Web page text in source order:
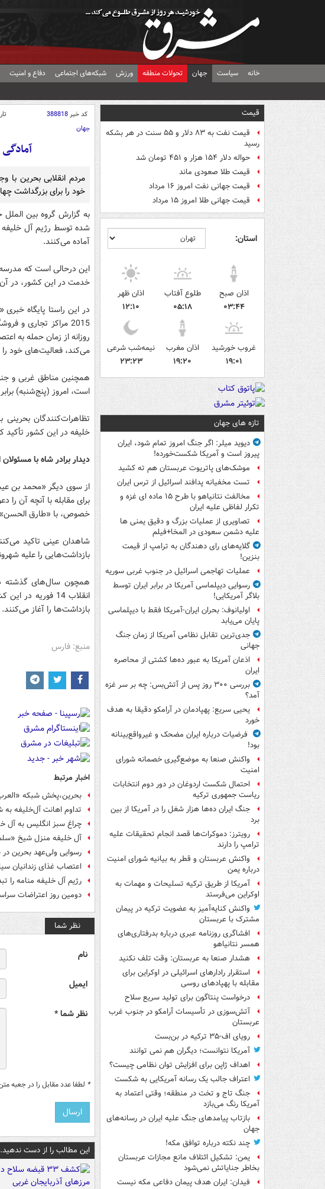
خانه سیاست جهان تحولات منطقه ورزش شبکه‌های اجتماعی دفاع و امنیت
قیمت
قیمت نفت به ۸۳ دلار و ۵۵ سنت در هر بشکه
رسید
حواله دلار ۱۵۴ هزار و ۴۵۱ تومان شد
قیمت طلا صعودی ماند
قیمت جهانی نفت امروز ۱۶ مرداد
قیمت جهانی طلا امروز ۱۵ مرداد
استان:
اذان صبح
۰۳:۴۴
طلوع آفتاب
۰۵:۱۸
اذان ظهر
۱۲:۱۰
غروب خورشید
۱۹:۰۱
اذان مغرب
۱۹:۲۰
نیمه‌شب شرعی
۲۳:۲۳
تازه های جهان
دیوید میلر: اگر جنگ امروز تمام شود، ایران
پیروز است و آمریکا شکست‌خورده!
موشک‌های پاتریوت عربستان هم ته‌ کشید
تست مخفیانه پدافند اسرائیل از ترس ایران
مخالفت نتانیاهو با طرح ۱۵ ماده ای غزه و
تکرار لفاظی علیه ایران
تصاویری از عملیات بزرگ و دقیق یمنی ها
علیه دشمن سعودی در المخا+فیلم
گلایه‌های رای دهندگان به ترامپ از قیمت
بنزین!
عملیات تهاجمی اسرائیل در جنوب غربی سوریه
رسوایی دیپلماسی آمریکا در برابر ایران توسط
بلاگر آمریکایی!
اولیانوف: بحران ایران-آمریکا فقط با دیپلماسی
پایان می‌یابد
جدی‌ترین تقابل نظامی آمریکا از زمان جنگ
جهانی
اذعان آمریکا به عبور ده‌ها کشتی از محاصره
ایران
بررسی ۳۰۰ روز پس از آتش‌بس: چه بر سر غزه
آمد؟
یحیی سریع: پهپادمان در آرامکو دقیقا به هدف
خورد
فرضیات درباره ایران مضحک و غیرواقع‌بینانه
بود!
واکنش صنعا به موضع‌گیری خصمانه شورای
امنیت
احتمال شکست اردوغان در دور دوم انتخابات
ریاست جمهوری ترکیه
جنگ ایران ده‌ها هزار شغل را در آمریکا از بین
برد
رویترز: دموکرات‌ها قصد انجام تحقیقات علیه
ترامپ را دارند
واکنش عربستان و قطر به بیانیه شورای امنیت
درباره یمن
آمریکا از طریق ترکیه تسلیحات و مهمات به
اوکراین می‌فرستد
واکنش کنایه‌آمیز به عضویت ترکیه در پیمان
مشترک با عربستان
افشاگری روزنامه عبری درباره بدرفتاری‌های
همسر نتانیاهو
هشدار صنعا به عربستان: وقت تلف نکنید
استقرار رادارهای اسرائیلی در اوکراین برای
مقابله با پهپادهای روسی
درخواست پنتاگون برای تولید سریع سلاح
آتش‌سوزی در تأسیسات آرامکو در جنوب غرب
عربستان
رویای اف-۳۵ ترکیه در بن‌بست
آمریکا نتوانست؛ دیگران هم نمی توانند
اهداف ژاپن برای افزایش توان نظامی چیست؟
اعتراف جالب یک رسانه آمریکایی به شکست
جنگ تاج و تخت در منطقه؛ وقتی اعتماد به
آمریکا رنگ می‌بازد
بازتاب پیامدهای جنگ علیه ایران در رسانه‌های
جهان
چند نکته درباره توافق مکه!
یمن: تشکیل ائتلاف مانع مجازات عربستان
بخاطر جنایاتش نمی‌شود
فیدان: ایران هدف پیمان دفاعی مکه نیست
کد خبر388818
جهان
مردم انقلابی بحرین با
خود را برای بزرگداشت چهارمین
به گزارش گروه بین الملل
آماده می‌کنند.
این درحالی است که مدرسه
خدمت در این کشور، در
می‌کند، فعالیت‌های خود
همچنین مناطق غربی و
است، امروز (پنج‌شنبه) برابر با 12 فوریه در این شهر برگزار شود، تظاهرات
تظاهرات‌کنندگان بحرینی
خلیفه در این کشور تأکید
دیدار برادر شاه با مسئولان
از سوی دیگر «محمد بن
برای مقابله با آنچه آن
خصوص، با «طارق
شاهدان عینی تاکید
بازداشت‌هایی را علیه
همچون سال‌های گذشته
انقلاب 14
بازداشت‌ها را آغاز می‌کنند.
منبع: فارس
اخبار مرتبط
بحرین،پخش شبکه
تداوم اهانت آل‌خلیفه
چراغ سبز انگلیس به آل
آل خلیفه منزل شیخ
رسوایی ولی‌عهد بحرین در
اعتصاب غذای زندانیان
رژیم آل خلیفه منامه را
دومین روز اعتراضات
نظر شما
نام
ایمیل
نظر شما *
* لطفا عدد مقابل را در جعبه
این مطالب را از دست